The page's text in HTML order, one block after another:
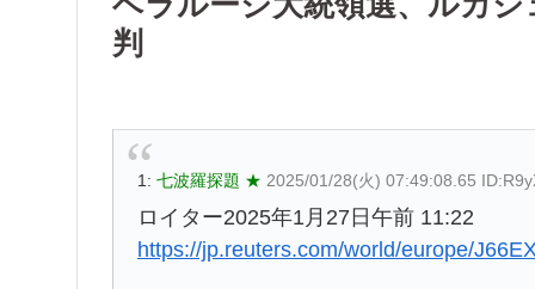
判
1: 七波羅探題 ★ 2025/01/28(火) 07:49:08.65
ロイター2025年1月27日午前 11:22
https://jp.reuters.com/world/europe/